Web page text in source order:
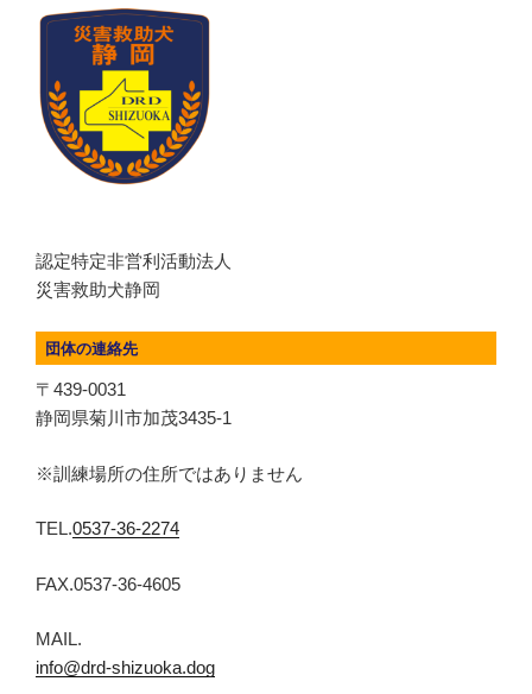
認定特定非営利活動法人
災害救助犬静岡
団体の連絡先
〒439-0031
静岡県菊川市加茂3435-1
※訓練場所の住所ではありません
TEL.0537-36-2274
FAX.0537-36-4605
MAIL.
info@drd-shizuoka.dog